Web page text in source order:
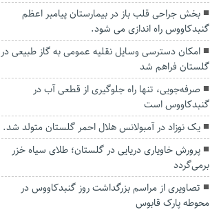
بخش جراحی قلب باز در بیمارستان پیامبر اعظم
گنبدکاووس راه اندازی می شود.
امکان دسترسی وسایل نقلیه عمومی به گاز طبیعی در
گلستان فراهم شد
صرفه‌جویی، تنها راه جلوگیری از قطعی آب در
گنبدکاووس است
یک نوزاد در آمبولانس هلال احمر گلستان متولد شد.
پرورش خاویاری دریایی در گلستان؛ طلای سیاه خزر
برمی‌گردد
تصاویری از مراسم بزرگداشت روز گنبدکاووس در
محوطه پارک قابوس